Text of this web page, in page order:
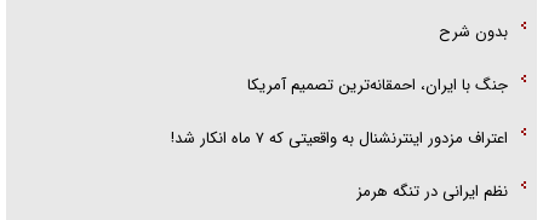
بدون شرح
جنگ با ایران، احمقانه‌ترین تصمیم آمریکا
اعتراف مزدور اینترنشنال به واقعیتی که ۷ ماه انکار شد!
نظم ایرانی در تنگه هرمز